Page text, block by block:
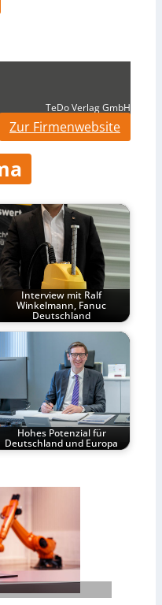
TeDo Verlag GmbH
Zur Firmenwebsite
Interview mit Ralf
Winkelmann, Fanuc
Deutschland
Hohes Potenzial für
Deutschland und Europa